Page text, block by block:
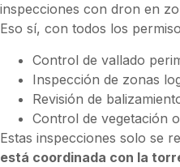
inspecciones con dron en
Eso sí, con todos los
Control de vallado
Inspección de zonas
Revisión de
Control de vegetación
Estas inspecciones solo se
está coordinada con la